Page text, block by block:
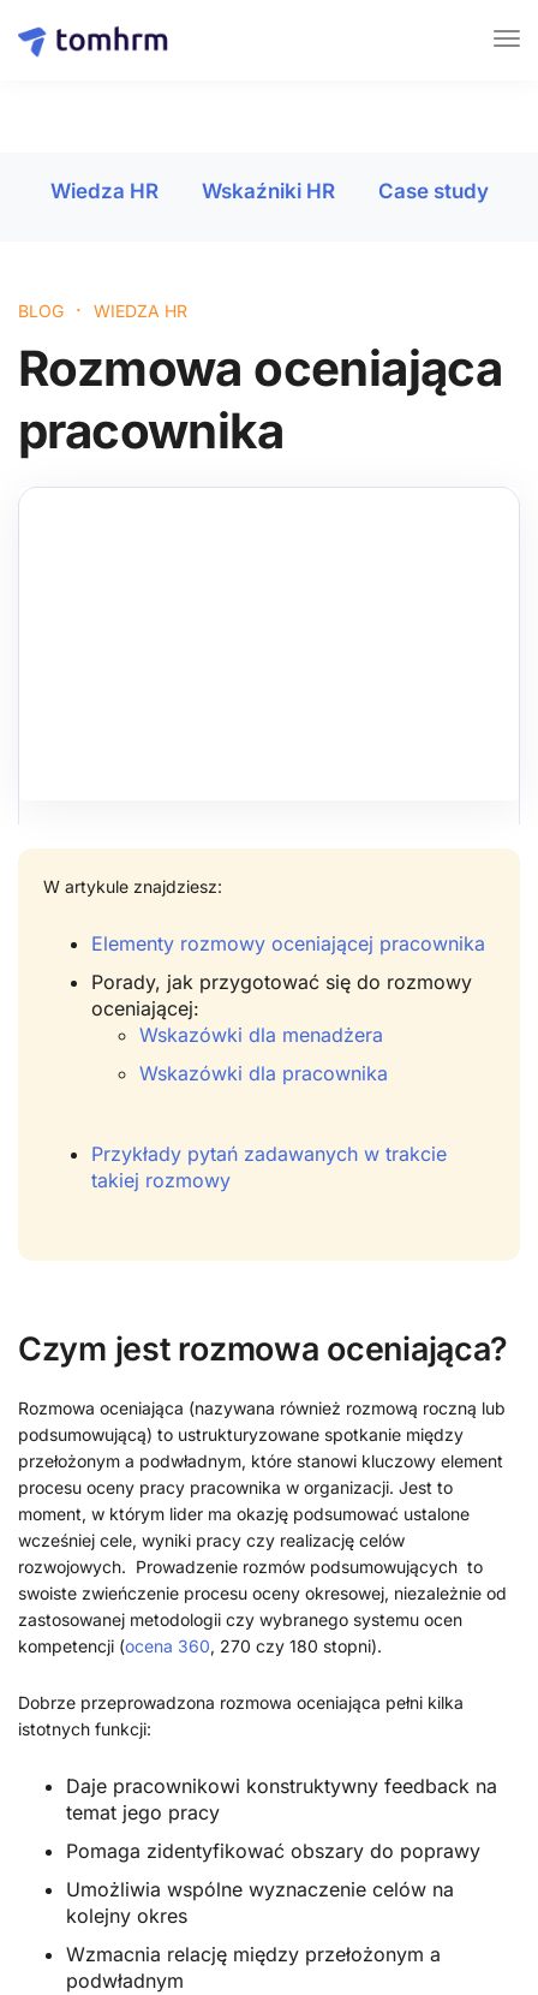
Wiedza HR Wskaźniki HR Case study
BLOG · WIEDZA HR
Rozmowa oceniająca
pracownika
W artykule znajdziesz:
Elementy rozmowy oceniającej pracownika
Porady, jak przygotować się do rozmowy
oceniającej:
Wskazówki dla menadżera
Wskazówki dla pracownika
Przykłady pytań zadawanych w trakcie
takiej rozmowy
Czym jest rozmowa oceniająca?
Rozmowa oceniająca (nazywana również rozmową roczną lub
podsumowującą) to ustrukturyzowane spotkanie między
przełożonym a podwładnym, które stanowi kluczowy element
procesu oceny pracy pracownika w organizacji. Jest to
moment, w którym lider ma okazję podsumować ustalone
wcześniej cele, wyniki pracy czy realizację celów
rozwojowych. Prowadzenie rozmów podsumowujących to
swoiste zwieńczenie procesu oceny okresowej, niezależnie od
zastosowanej metodologii czy wybranego systemu ocen
kompetencji (ocena 360, 270 czy 180 stopni).
Dobrze przeprowadzona rozmowa oceniająca pełni kilka
istotnych funkcji:
Daje pracownikowi konstruktywny feedback na
temat jego pracy
Pomaga zidentyfikować obszary do poprawy
Umożliwia wspólne wyznaczenie celów na
kolejny okres
Wzmacnia relację między przełożonym a
podwładnym